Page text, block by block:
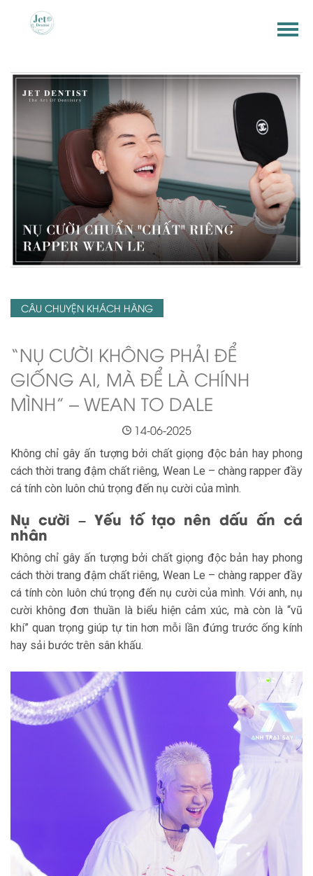
CÂU CHUYỆN KHÁCH HÀNG
“NỤ CƯỜI KHÔNG PHẢI ĐỂ
GIỐNG AI, MÀ ĐỂ LÀ CHÍNH
MÌNH” – WEAN TO DALE
14-06-2025
Không chỉ gây ấn tượng bởi chất giọng độc bản hay phong
cách thời trang đậm chất riêng, Wean Le – chàng rapper đầy
cá tính còn luôn chú trọng đến nụ cười của mình.
Nụ cười – Yếu tố tạo nên dấu ấn cá
nhân
Không chỉ gây ấn tượng bởi chất giọng độc bản hay phong
cách thời trang đậm chất riêng, Wean Le – chàng rapper đầy
cá tính còn luôn chú trọng đến nụ cười của mình. Với anh, nụ
cười không đơn thuần là biểu hiện cảm xúc, mà còn là “vũ
khí” quan trọng giúp tự tin hơn mỗi lần đứng trước ống kính
hay sải bước trên sân khấu.